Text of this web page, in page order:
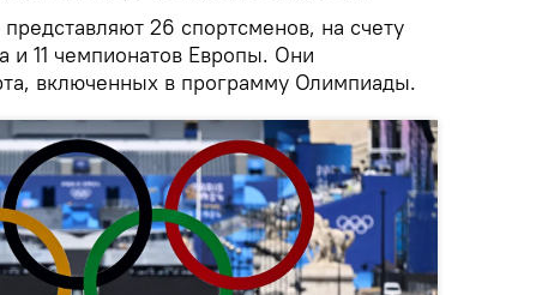
26 спортсменов, на счету
и 11 чемпионатов Европы. Они
включенных в программу Олимпиады.